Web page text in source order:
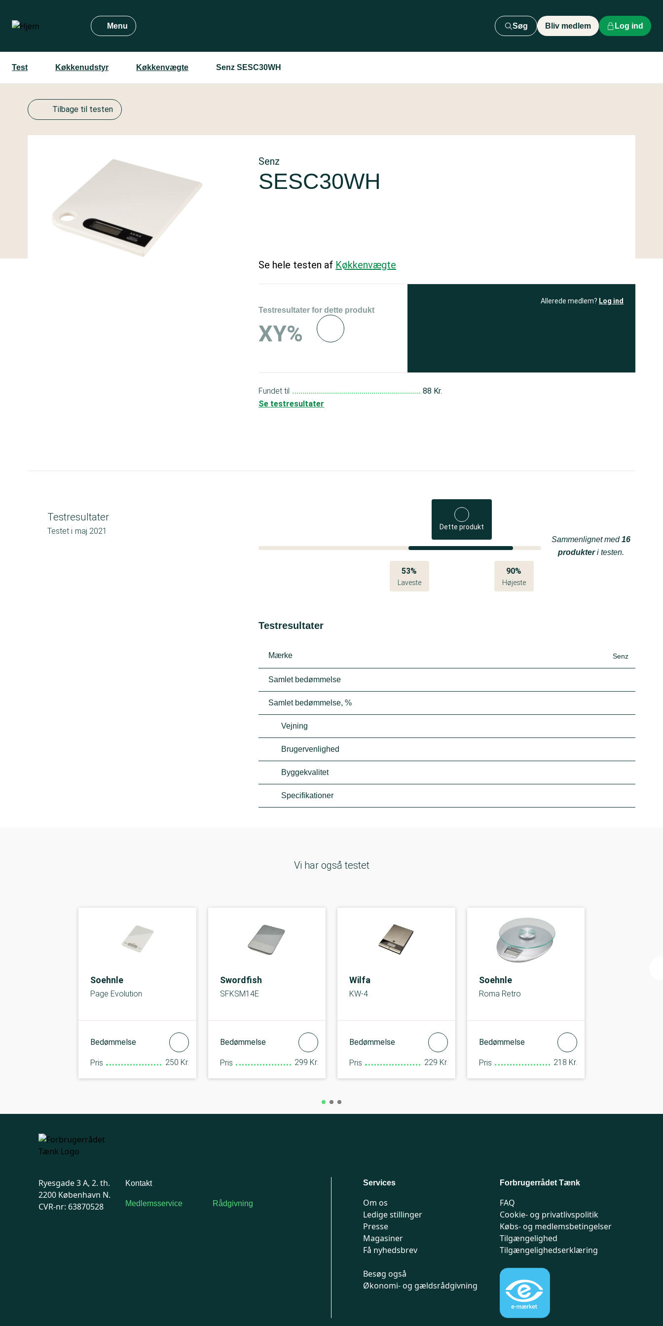
hovedindhold
Menu Søg Bliv medlem Log ind
Test Køkkenudstyr Køkkenvægte Senz SESC30WH
Tilbage til testen
Senz
SESC30WH
Se hele testen af Køkkenvægte
Testresultater for dette produkt
XY%
Allerede medlem? Log ind
Fundet til
88 Kr.
Se testresultater
Testresultater
Testet i maj 2021 Dette produkt
53%
Laveste
90%
Højeste
Sammenlignet med16
produkteri testen.
Testresultater
Mærke Senz
Samlet bedømmelse
Samlet bedømmelse, %
Vejning
Brugervenlighed
Byggekvalitet
Specifikationer
Vi har også testet
Soehnle
Page Evolution
Bedømmelse
Pris 250 Kr.
Swordfish
SFKSM14E
Bedømmelse
Pris 299 Kr.
Wilfa
KW-4
Bedømmelse
Pris 229 Kr.
Soehnle
Roma Retro
Bedømmelse
Pris 218 Kr.
Ryesgade 3 A, 2. th.
2200 København N.
CVR-nr: 63870528
Kontakt
Medlemsservice Rådgivning
Services
Om os
Ledige stillinger
Presse
Magasiner
Få nyhedsbrev
Besøg også
Økonomi- og gældsrådgivning
Forbrugerrådet Tænk
FAQ
Cookie- og privatlivspolitik
Købs- og medlemsbetingelser
Tilgængelighed
Tilgængelighedserklæring